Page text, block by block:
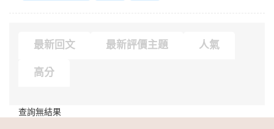
最新回文 最新評價主題 人氣
高分
查詢無結果